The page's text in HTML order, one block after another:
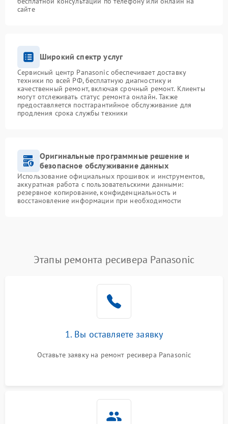
сайте
Широкий спектр услуг
Сервисный центр Panasonic обеспечивает доставку
техники по всей РФ, бесплатную диагностику и
качественный ремонт, включая срочный ремонт. Клиенты
могут отслеживать статус ремонта онлайн. Также
предоставляется постгарантийное обслуживание для
продления срока службы техники
Оригинальные программные решение и
безопасное обслуживание данных
Использование официальных прошивок и инструментов,
аккуратная работа с пользовательскими данными:
резервное копирование, конфиденциальность и
восстановление информации при необходимости
Этапы ремонта ресивера Panasonic
1. Вы оставляете заявку
Оставьте заявку на ремонт ресивера Panasonic